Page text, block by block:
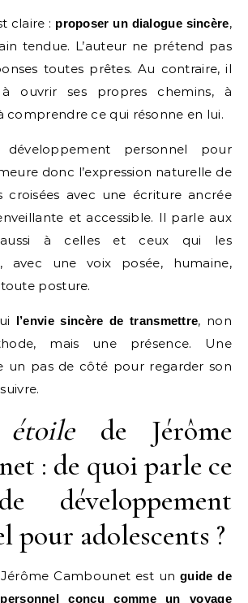
claire : proposer un dialogue sincère,
tendue. L’auteur ne prétend pas
toutes prêtes. Au contraire, il
ouvrir ses propres chemins, à
comprendre ce qui résonne en lui.
personnel pour
donc l’expression naturelle de
croisées avec une écriture ancrée
et accessible. Il parle aux
aussi à celles et ceux qui les
avec une voix posée, humaine,
posture.
l’envie sincère de transmettre, non
mais une présence. Une
un pas de côté pour regarder son
de Jérôme
: de quoi parle ce
développement
pour adolescents ?
Cambounet est unguide de
conçu comme un voyage